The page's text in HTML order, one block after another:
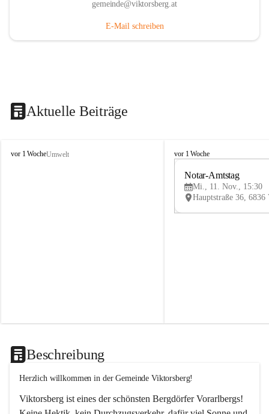
gemeinde@viktorsberg.at
E-Mail schreiben
Aktuelle Beiträge
V
vor 1 WocheUmwelt
V
vor 1 Woche
Notar-Amtstag
Mi., 11. Nov., 15:30
Beschreibung
Herzlich willkommen in der Gemeinde Viktorsberg!
Viktorsberg ist eines der schönsten Bergdörfer Vorarlbergs!